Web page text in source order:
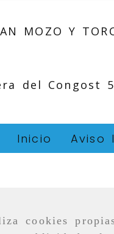
cookies
MOZO Y
del Congost
Inicio Aviso